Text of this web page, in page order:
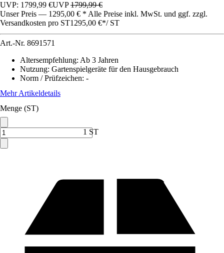
UVP: 1799,99 €UVP1799,99 €
Unser Preis — 1295,00 € * Alle Preise inkl. MwSt. und ggf. zzgl.
Versandkosten pro ST1295,00 €*/ ST
Art.-Nr. 8691571
Altersempfehlung: Ab 3 Jahren
Nutzung: Gartenspielgeräte für den Hausgebrauch
Norm / Prüfzeichen: -
Mehr Artikeldetails
Menge (ST)
1 ST